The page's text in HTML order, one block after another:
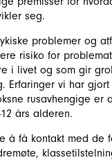
seg.
problemer og
risiko for
i livet og som gir
Erfaringer vi har
rusavhengige er
års alderen.
å få kontakt med de